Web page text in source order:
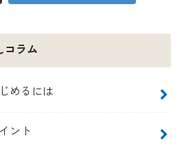
コラム
めるには
ント